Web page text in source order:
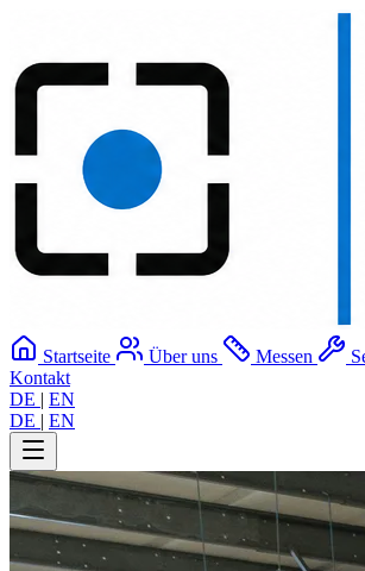
Startseite Über uns Messen
Kontakt
DE | EN
DE | EN